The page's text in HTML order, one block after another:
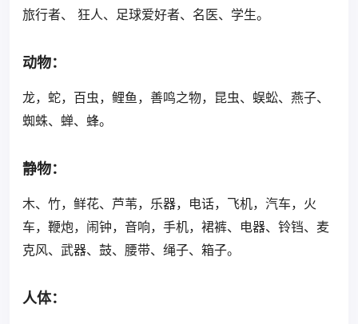
旅行者、 狂人、足球爱好者、名医、学生。
动物：
龙，蛇，百虫，鲤鱼，善鸣之物，昆虫、蜈蚣、燕子、
蜘蛛、蝉、蜂。
静物：
木、竹，鲜花、芦苇，乐器，电话，飞机，汽车，火
车，鞭炮，闹钟，音响，手机，裙裤、电器、铃铛、麦
克风、武器、鼓、腰带、绳子、箱子。
人体：